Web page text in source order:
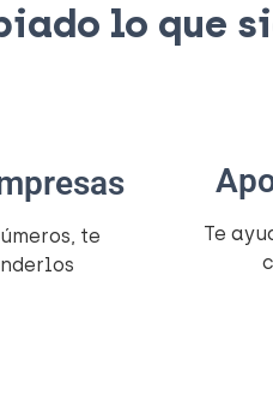
lo que
te
Te